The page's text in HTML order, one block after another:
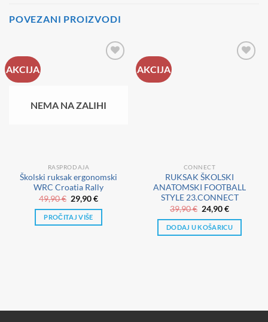
POVEZANI PROIZVODI
AKCIJA
NEMA NA ZALIHI
RASPRODAJA
Školski ruksak ergonomski
WRC Croatia Rally
49,90€ Izvorna
cijena
bila
je:
49,90 €.
29,90€Trenutna
je:
PROČITAJ VIŠE
AKCIJA
CONNECT
RUKSAK ŠKOLSKI
ANATOMSKI FOOTBALL
STYLE 23.CONNECT
39,90€ Izvorna
cijena
bila
je:
39,90 €.
24,90€Trenutna
je:
24,90 €.
DODAJ U KOŠARICU